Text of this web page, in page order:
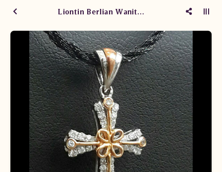
Liontin Berlian Wanita DVA.PC1431 tSN